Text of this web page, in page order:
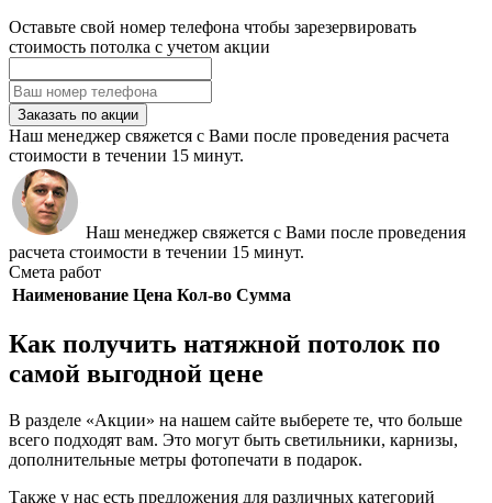
Оставьте свой номер телефона чтобы зарезервировать
стоимость потолка с учетом акции
Заказать по акции
Наш менеджер свяжется с Вами после проведения расчета
стоимости в течении 15 минут.
Наш менеджер свяжется с Вами после проведения
расчета стоимости в течении 15 минут.
Смета работ
Наименование Цена Кол-во Сумма
Как получить натяжной потолок по
самой выгодной цене
В разделе «Акции» на нашем сайте выберете те, что больше
всего подходят вам. Это могут быть светильники, карнизы,
дополнительные метры фотопечати в подарок.
Также у нас есть предложения для различных категорий